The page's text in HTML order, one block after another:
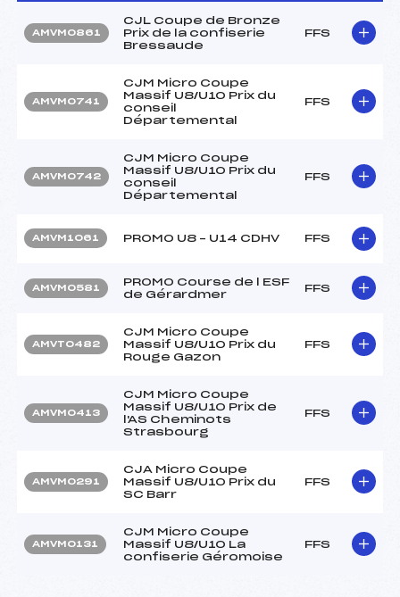
AMVM0861
CJL Coupe de Bronze
Prix de la confiserie
Bressaude
FFS
AMVM0741
CJM Micro Coupe
Massif U8/U10 Prix du
conseil
Départemental
FFS
AMVM0742
CJM Micro Coupe
Massif U8/U10 Prix du
conseil
Départemental
FFS
AMVM1061 PROMO U8 – U14 CDHV FFS
AMVM0581
PROMO Course de l ESF
de Gérardmer
FFS
AMVT0482
CJM Micro Coupe
Massif U8/U10 Prix du
Rouge Gazon
FFS
AMVM0413
CJM Micro Coupe
Massif U8/U10 Prix de
l'AS Cheminots
Strasbourg
FFS
AMVM0291
CJA Micro Coupe
Massif U8/U10 Prix du
SC Barr
FFS
AMVM0131
CJM Micro Coupe
Massif U8/U10 La
confiserie Géromoise
FFS